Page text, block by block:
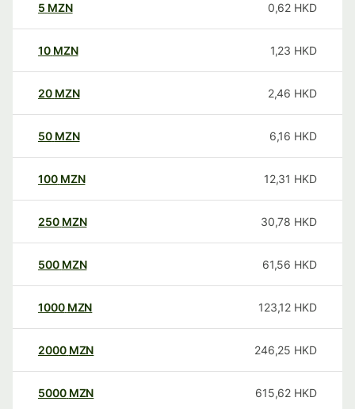
5 MZN 0,62 HKD
10 MZN 1,23 HKD
20 MZN 2,46 HKD
50 MZN 6,16 HKD
100 MZN 12,31 HKD
250 MZN 30,78 HKD
500 MZN 61,56 HKD
1000 MZN 123,12 HKD
2000 MZN 246,25 HKD
5000 MZN 615,62 HKD